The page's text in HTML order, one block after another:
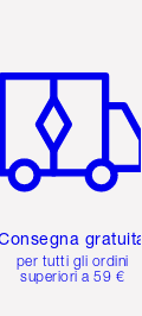
gratuita
per tutti gli ordini
superiori a 59 €